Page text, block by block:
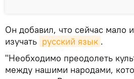
Он добавил, что сейчас мало
изучать русский язык .
"Необходимо преодолеть
между нашими народами,